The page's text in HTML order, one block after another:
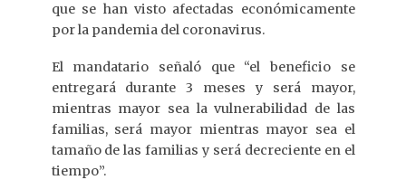
que se han visto afectadas económicamente
por la pandemia del coronavirus.
El mandatario señaló que “el beneficio se
entregará durante 3 meses y será mayor,
mientras mayor sea la vulnerabilidad de las
familias, será mayor mientras mayor sea el
tamaño de las familias y será decreciente en el
tiempo”.